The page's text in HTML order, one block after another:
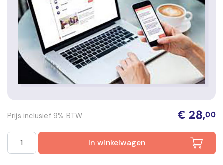
Prijs inclusief 9% BTW € 28,00
Smart-e-learning Keuzedeel Stadionbeveiliging aantal
In winkelwagen